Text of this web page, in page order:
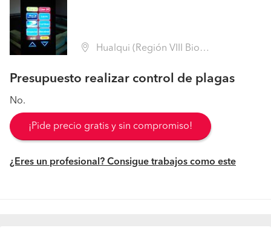
Hualqui (Región VIII Biobío - Concepción)
Presupuesto realizar control de plagas
No.
¡Pide precio gratis y sin compromiso!
¿Eres un profesional? Consigue trabajos como este